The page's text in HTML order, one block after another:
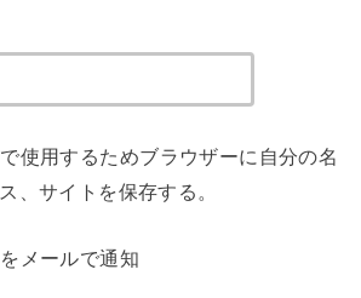
使用するためブラウザーに自分の名
、サイトを保存する。
メールで通知